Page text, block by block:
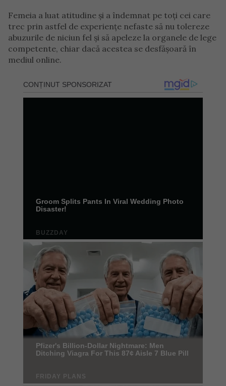
Femeia a luat atitudine și a îndemnat pe toți cei care
trec prin astfel de experiențe nefaste să nu tolereze
abuzurile de niciun fel și să apeleze la organele de lege
competente, chiar dacă acestea se desfășoară în
mediul online.